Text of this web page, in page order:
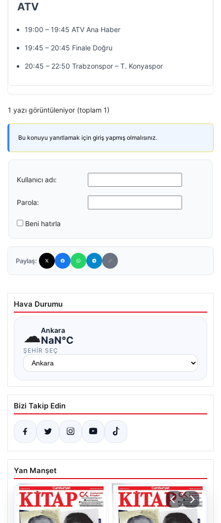
ATV
19:00 – 19:45 ATV Ana Haber
19:45 – 20:45 Finale Doğru
20:45 – 22:50 Trabzonspor – T. Konyaspor
1 yazı görüntüleniyor (toplam 1)
Bu konuyu yanıtlamak için giriş yapmış olmalısınız.
Kullanıcı adı:
Parola:
Beni hatırla
Paylaş:
Hava Durumu
☁Ankara
NaN°C
ŞEHIR SEÇ
Bizi Takip Edin
Yan Manşet